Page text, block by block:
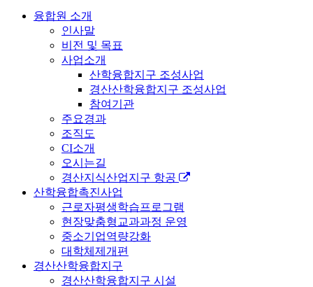
융합원 소개
인사말
비전 및 목표
사업소개
산학융합지구 조성사업
경산산학융합지구 조성사업
참여기관
주요경과
조직도
CI소개
오시는길
경산지식산업지구 항공
산학융합촉진사업
근로자평생학습프로그램
현장맞춤형교과과정 운영
중소기업역량강화
대학체제개편
경산산학융합지구
경산산학융합지구 시설